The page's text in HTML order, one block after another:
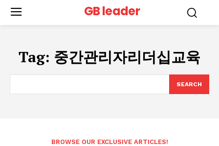
GB leader
Tag: 중간관리자리더십교육
SEARCH
BROWSE OUR EXCLUSIVE ARTICLES!